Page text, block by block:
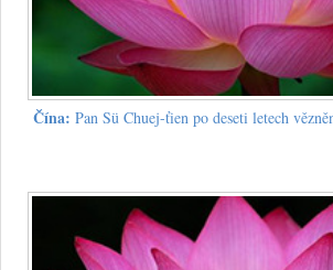
Čína: Pan Sü Chuej-ťien po deseti letech